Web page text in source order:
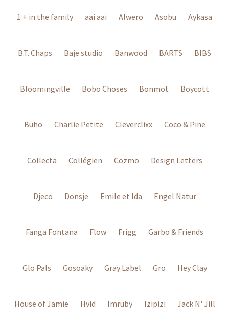
1 + in the family aai aai Alwero Asobu Aykasa
B.T. Chaps Baje studio Banwood BARTS BIBS
Bloomingville Bobo Choses Bonmot Boycott
Buho Charlie Petite Cleverclixx Coco & Pine
Collecta Collégien Cozmo Design Letters
Djeco Donsje Emile et Ida Engel Natur
Fanga Fontana Flow Frigg Garbo & Friends
Glo Pals Gosoaky Gray Label Gro Hey Clay
House of Jamie Hvid Imruby Izipizi Jack N' Jill